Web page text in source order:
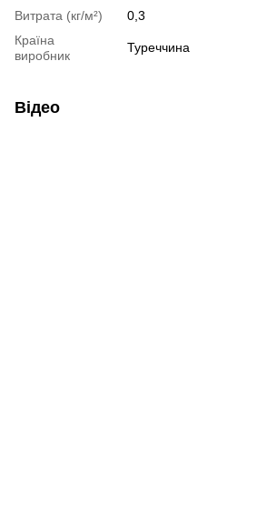
Витрата (кг/м²)
0,3
Країна
виробник
Туреччина
Відео